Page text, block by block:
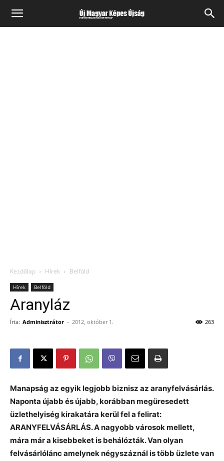
Kezdőlap Hírek Belföld
Hírek Belföld
Aranyláz
Írta: Adminisztrátor - 2012, október 1. 263
Manapság az egyik legjobb biznisz az aranyfelvásárlás.
Naponta újabb és újabb, korábban megüresedett
üzlethelyiség kirakatára kerül fel a felirat:
ARANYFELVÁSÁRLÁS. A nagyobb városok mellett,
mára már a kisebbeket is behálózták. Van olyan
felvásárlólánc amelynek négyszáznál is több üzlete van